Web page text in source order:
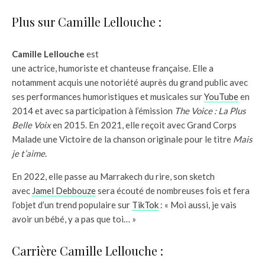
Plus sur Camille Lellouche :
Camille Lellouche est
une actrice, humoriste et chanteuse française. Elle a
notamment acquis une notoriété auprès du grand public avec
ses performances humoristiques et musicales surYouTubeen
2014 et avec sa participation à l’émission The Voice : La Plus
Belle Voixen 2015. En 2021, elle reçoit avec Grand Corps
Malade une Victoire de la chanson originale pour le titre Mais
je t’aime.
En 2022, elle passe au Marrakech du rire, son sketch
avec Jamel Debbouzesera écouté de nombreuses fois et fera
l’objet d’un trend populaire sur TikTok : « Moi aussi, je vais
avoir un bébé, y a pas que toi… »
Carrière Camille Lellouche :